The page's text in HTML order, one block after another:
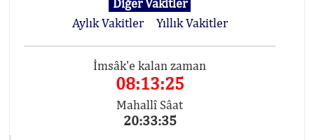
Diğer Vakitler
Aylık Vakitler
Yıllık Vakitler
İmsâk'e kalan zaman
08:13:25
Mahallî Sâat
20:33:35